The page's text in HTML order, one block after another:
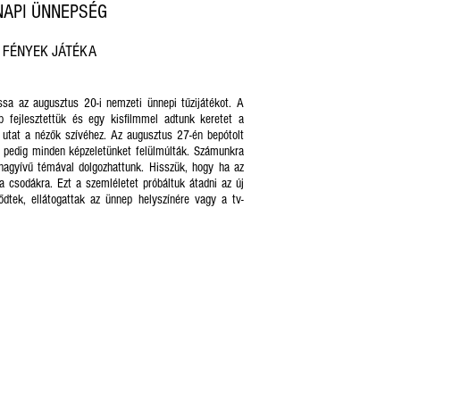
ÜNNEPSÉG
JÁTÉKA
az augusztus 20-i nemzeti ünnepi tűzijátékot. A
fejlesztettük és egy kisfilmmel adtunk keretet a
a nézők szívéhez. Az augusztus 27-én bepótolt
minden képzeletünket felülmúlták. Számunkra
témával dolgozhattunk. Hisszük, hogy ha az
Ezt a szemléletet próbáltuk átadni az új
ellátogattak az ünnep helyszínére vagy a tv-